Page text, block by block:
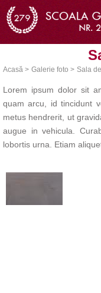
Acasă > Galerie foto > Sala
Lorem ipsum dolor sit
quam arcu, id tincidunt
metus hendrerit, ut
augue in vehicula.
lobortis urna. Etiam